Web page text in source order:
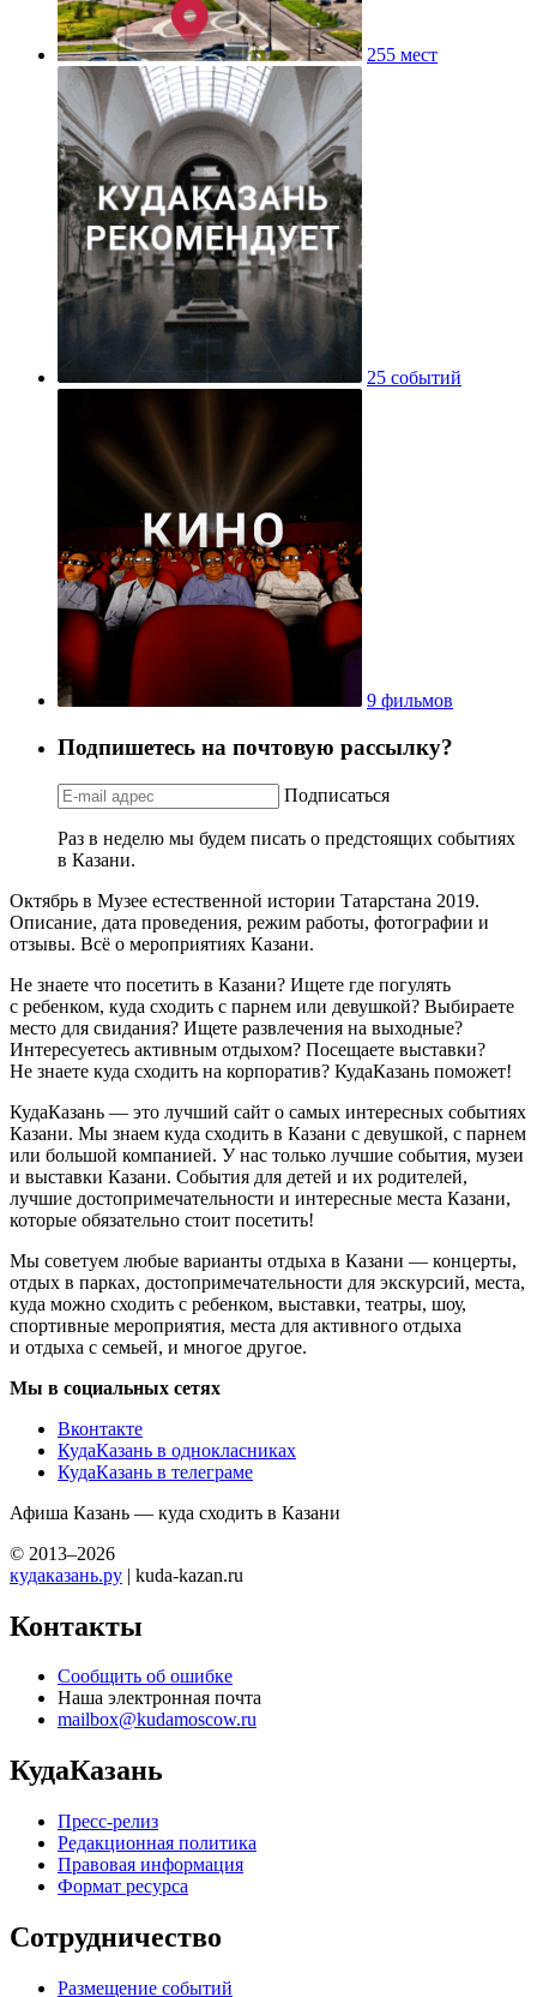
255 мест
25 событий
9 фильмов
Подпишетесь на почтовую рассылку?
Подписаться
Раз в неделю мы будем писать о предстоящих событиях
в Казани.
Октябрь в Музее естественной истории Татарстана 2019.
Описание, дата проведения, режим работы, фотографии и
отзывы. Всё о мероприятиях Казани.
Не знаете что посетить в Казани? Ищете где погулять
с ребенком, куда сходить с парнем или девушкой? Выбираете
место для свидания? Ищете развлечения на выходные?
Интересуетесь активным отдыхом? Посещаете выставки?
Не знаете куда сходить на корпоратив? КудаКазань поможет!
КудаКазань — это лучший сайт о самых интересных событиях
Казани. Мы знаем куда сходить в Казани с девушкой, с парнем
или большой компанией. У нас только лучшие события, музеи
и выставки Казани. События для детей и их родителей,
лучшие достопримечательности и интересные места Казани,
которые обязательно стоит посетить!
Мы советуем любые варианты отдыха в Казани — концерты,
отдых в парках, достопримечательности для экскурсий, места,
куда можно сходить с ребенком, выставки, театры, шоу,
спортивные мероприятия, места для активного отдыха
и отдыха с семьей, и многое другое.
Мы в социальных сетях
Вконтакте
КудаКазань в однокласниках
КудаКазань в телеграме
Афиша Казань — куда сходить в Казани
© 2013–2026
кудаказань.ру | kuda-kazan.ru
Контакты
Сообщить об ошибке
Наша электронная почта
mailbox@kudamoscow.ru
КудаКазань
Пресс-релиз
Редакционная политика
Правовая информация
Формат ресурса
Сотрудничество
Размещение событий